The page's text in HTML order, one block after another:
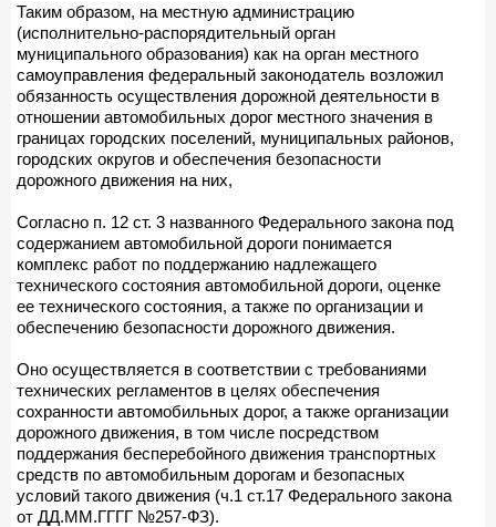
Таким образом, на местную администрацию
(исполнительно-распорядительный орган
муниципального образования) как на орган местного
самоуправления федеральный законодатель возложил
обязанность осуществления дорожной деятельности в
отношении автомобильных дорог местного значения в
границах городских поселений, муниципальных районов,
городских округов и обеспечения безопасности
дорожного движения на них,
Согласно п. 12 ст. 3 названного Федерального закона под
содержанием автомобильной дороги понимается
комплекс работ по поддержанию надлежащего
технического состояния автомобильной дороги, оценке
ее технического состояния, а также по организации и
обеспечению безопасности дорожного движения.
Оно осуществляется в соответствии с требованиями
технических регламентов в целях обеспечения
сохранности автомобильных дорог, а также организации
дорожного движения, в том числе посредством
поддержания бесперебойного движения транспортных
средств по автомобильным дорогам и безопасных
условий такого движения (ч.1 ст.17 Федерального закона
от ДД.ММ.ГГГГ №257-ФЗ).